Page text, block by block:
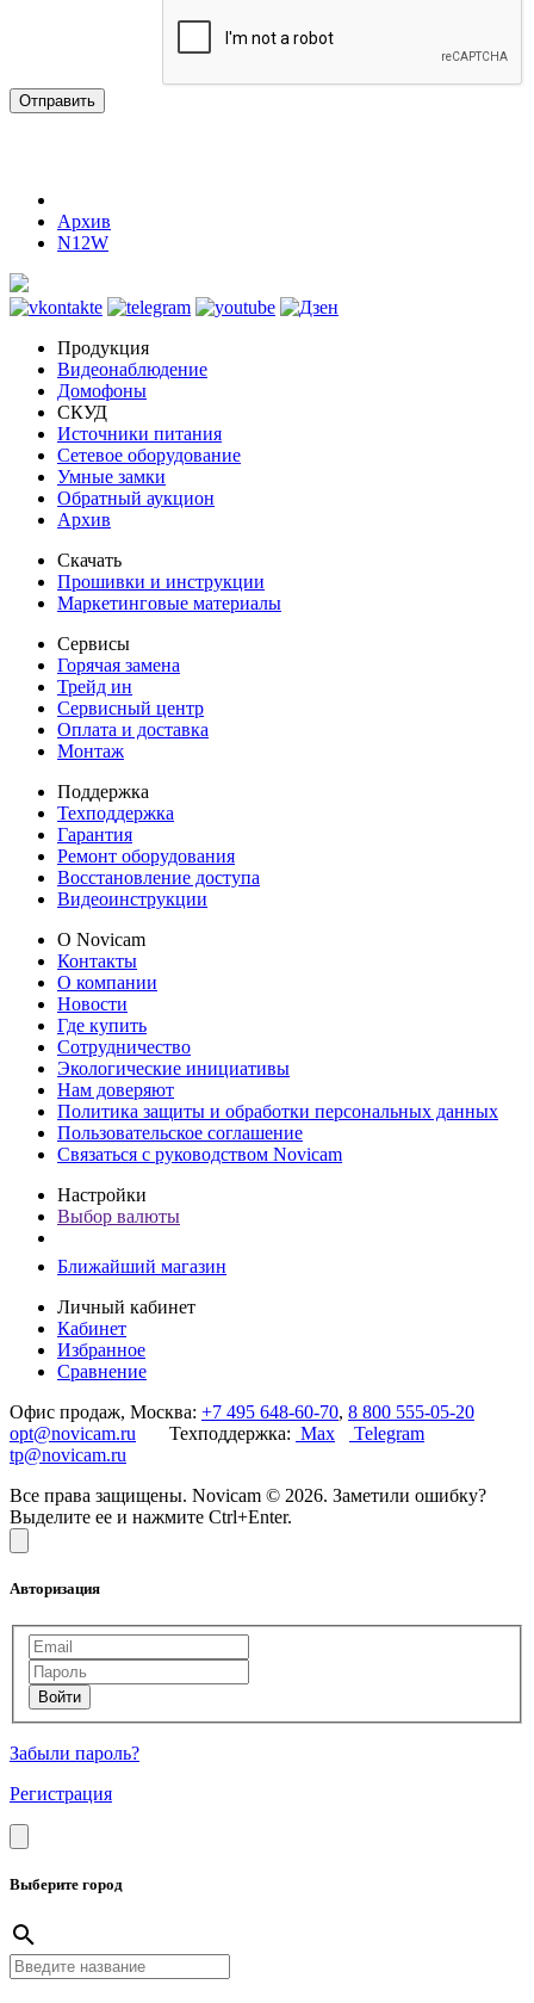
Отправить
Архив
N12W
Продукция
Видеонаблюдение
Домофоны
СКУД
Источники питания
Сетевое оборудование
Умные замки
Обратный аукцион
Архив
Скачать
Прошивки и инструкции
Маркетинговые материалы
Сервисы
Горячая замена
Трейд ин
Сервисный центр
Оплата и доставка
Монтаж
Поддержка
Техподдержка
Гарантия
Ремонт оборудования
Восстановление доступа
Видеоинструкции
О Novicam
Контакты
О компании
Новости
Где купить
Сотрудничество
Экологические инициативы
Нам доверяют
Политика защиты и обработки персональных данных
Пользовательское соглашение
Связаться с руководством Novicam
Настройки
Выбор валюты
Ближайший магазин
Личный кабинет
Кабинет
Избранное
Сравнение
Офис продаж, Москва: +7 495 648-60-70, 8 800 555-05-20
opt@novicam.ru Техподдержка: Max
Telegram
tp@novicam.ru
Все права защищены. Novicam © 2026. Заметили ошибку?
Выделите ее и нажмите Ctrl+Enter.
Авторизация
Забыли пароль?
Регистрация
Выберите город